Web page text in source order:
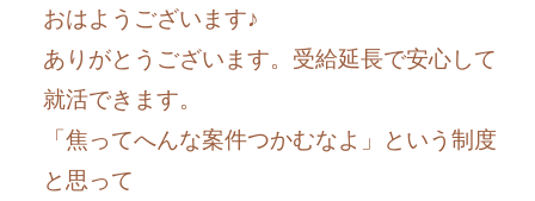
おはようございます♪
ありがとうございます。受給延長で安心して
就活できます。
「焦ってへんな案件つかむなよ」という制度
と思って